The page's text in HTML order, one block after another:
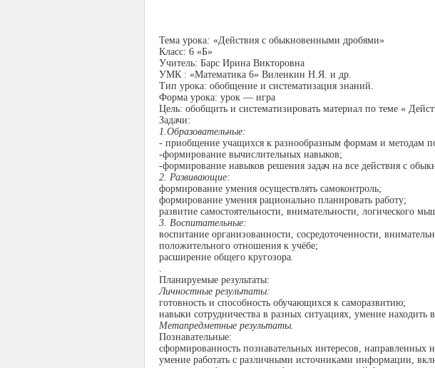
Тема урока: «Действия с обыкновенными дробями»
Класс: 6 «Б»
Учитель: Барс Ирина Викторовна
УМК : «Математика 6» Виленкин Н.Я. и др.
Тип урока: обобщение и систематизация знаний.
Форма урока: урок — игра
Цель: обобщить и систематизировать материал по теме «
Задачи:
1.Образовательные:
- приобщение учащихся к разнообразным формам и методам
-формирование вычислительных навыков;
-формирование навыков решения задач на все действия с
2. Развивающие:
формирование умения осуществлять самоконтроль;
формирование умения рационально планировать работу;
развитие самостоятельности, внимательности, логического
3. Воспитательные:
воспитание организованности, сосредоточенности,
положительного отношения к учёбе;
расширение общего кругозора.
.
Планируемые результаты:
Личностные результаты:
готовность и способность обучающихся к саморазвитию;
навыки сотрудничества в разных ситуациях, умение
Метапредметные результаты.
Познавательные:
сформированность познавательных интересов, направленных
умение работать с различными источниками информации,